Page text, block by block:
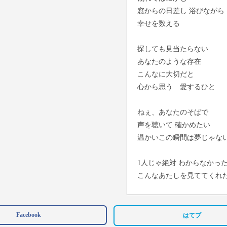
窓からの日差し 浴びながら
幸せを数える
探しても見当たらない
あなたのような存在
こんなに大切だと
心から思う 愛するひと
ねぇ、あなたのそばで
声を聴いて 確かめたい
温かいこの瞬間は夢じゃな
1人じゃ絶対 わからなかっ
こんなあたしを見ててくれ
いつだって 心強いの
Facebook はてブ